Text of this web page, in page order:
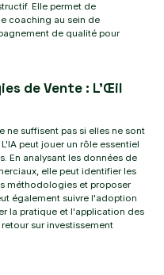
Elle permet de
coaching au sein de
de qualité pour
de Vente : L'Œil
ne suffisent pas si elles ne sont
peut jouer un rôle essentiel
En analysant les données de
elle peut identifier les
méthodologies et proposer
également suivre l'adoption
la pratique et l'application des
sur investissement